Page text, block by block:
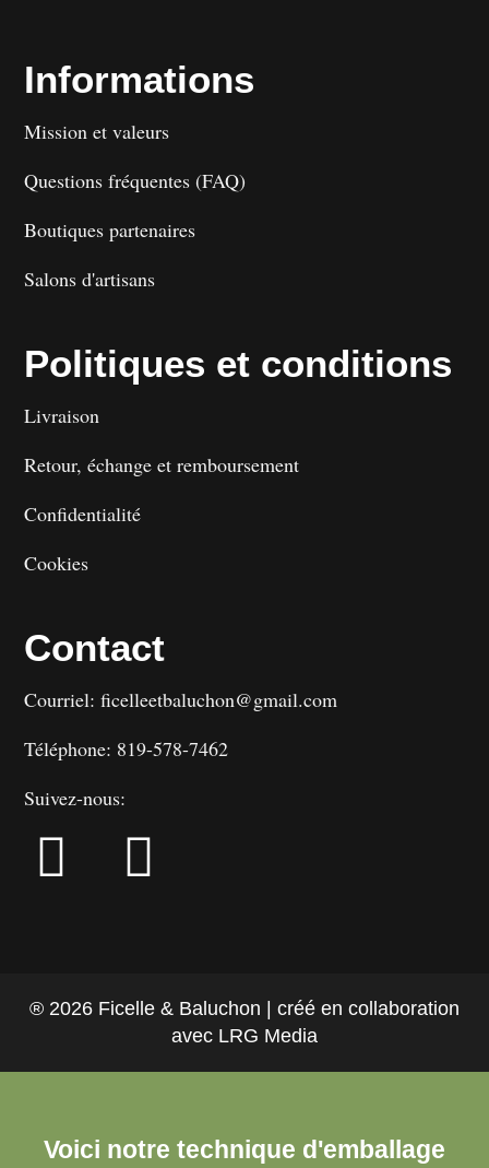
Informations
Mission et valeurs
Questions fréquentes (FAQ)
Boutiques partenaires
Salons d'artisans
Politiques et conditions
Livraison
Retour, échange et remboursement
Confidentialité
Cookies
Contact
Courriel: ficelleetbaluchon@gmail.com
Téléphone: 819-578-7462
Suivez-nous:
® 2026 Ficelle & Baluchon | créé en collaboration
avec LRG Media
Voici notre technique d'emballage